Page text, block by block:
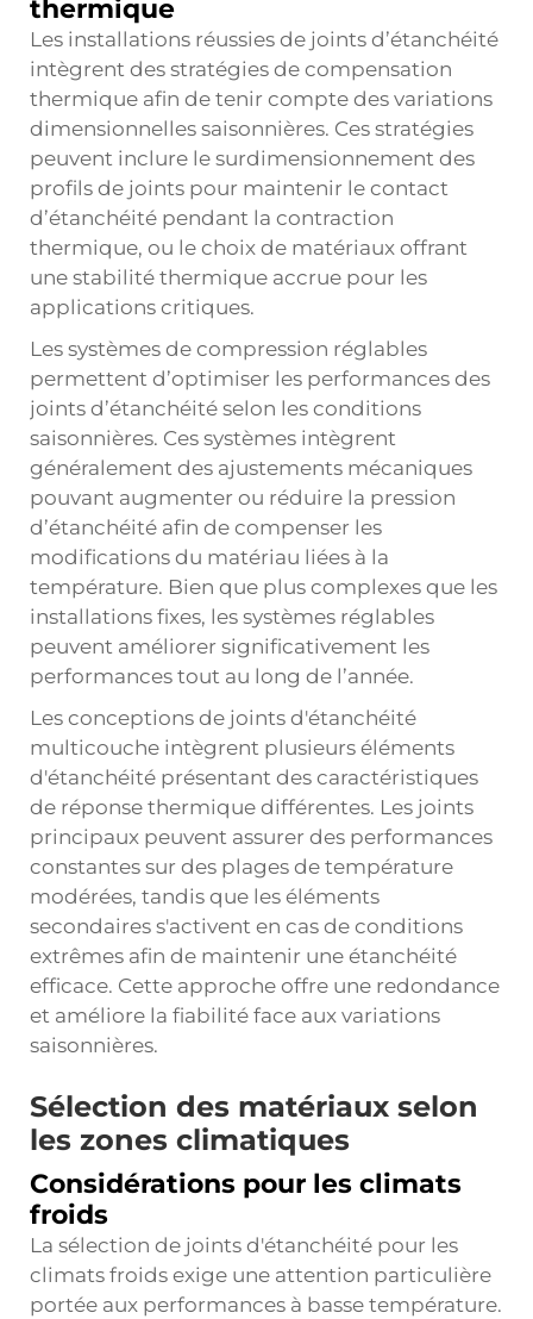
thermique
Les installations réussies de joints d’étanchéité
intègrent des stratégies de compensation
thermique afin de tenir compte des variations
dimensionnelles saisonnières. Ces stratégies
peuvent inclure le surdimensionnement des
profils de joints pour maintenir le contact
d’étanchéité pendant la contraction
thermique, ou le choix de matériaux offrant
une stabilité thermique accrue pour les
applications critiques.
Les systèmes de compression réglables
permettent d’optimiser les performances des
joints d’étanchéité selon les conditions
saisonnières. Ces systèmes intègrent
généralement des ajustements mécaniques
pouvant augmenter ou réduire la pression
d’étanchéité afin de compenser les
modifications du matériau liées à la
température. Bien que plus complexes que les
installations fixes, les systèmes réglables
peuvent améliorer significativement les
performances tout au long de l’année.
Les conceptions de joints d'étanchéité
multicouche intègrent plusieurs éléments
d'étanchéité présentant des caractéristiques
de réponse thermique différentes. Les joints
principaux peuvent assurer des performances
constantes sur des plages de température
modérées, tandis que les éléments
secondaires s'activent en cas de conditions
extrêmes afin de maintenir une étanchéité
efficace. Cette approche offre une redondance
et améliore la fiabilité face aux variations
saisonnières.
Sélection des matériaux selon
les zones climatiques
Considérations pour les climats
froids
La sélection de joints d'étanchéité pour les
climats froids exige une attention particulière
portée aux performances à basse température.